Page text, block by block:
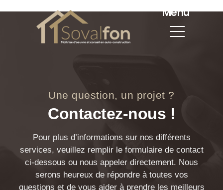
Menu
Une question, un projet ?
Contactez-nous !
Pour plus d’informations sur nos différents
services, veuillez remplir le formulaire de contact
ci-dessous ou nous appeler directement. Nous
serons heureux de répondre à toutes vos
questions et de vous aider à prendre les meilleurs